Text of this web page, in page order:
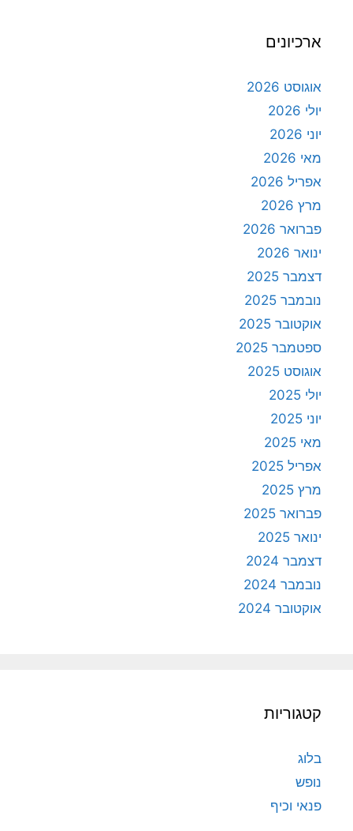
ארכיונים
אוגוסט 2026
יולי 2026
יוני 2026
מאי 2026
אפריל 2026
מרץ 2026
פברואר 2026
ינואר 2026
דצמבר 2025
נובמבר 2025
אוקטובר 2025
ספטמבר 2025
אוגוסט 2025
יולי 2025
יוני 2025
מאי 2025
אפריל 2025
מרץ 2025
פברואר 2025
ינואר 2025
דצמבר 2024
נובמבר 2024
אוקטובר 2024
קטגוריות
בלוג
נופש
פנאי וכיף